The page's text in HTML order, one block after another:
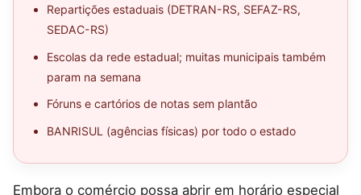
Repartições estaduais (DETRAN-RS, SEFAZ-RS,
SEDAC-RS)
Escolas da rede estadual; muitas municipais também
param na semana
Fóruns e cartórios de notas sem plantão
BANRISUL (agências físicas) por todo o estado
Embora o comércio possa abrir em horário especial